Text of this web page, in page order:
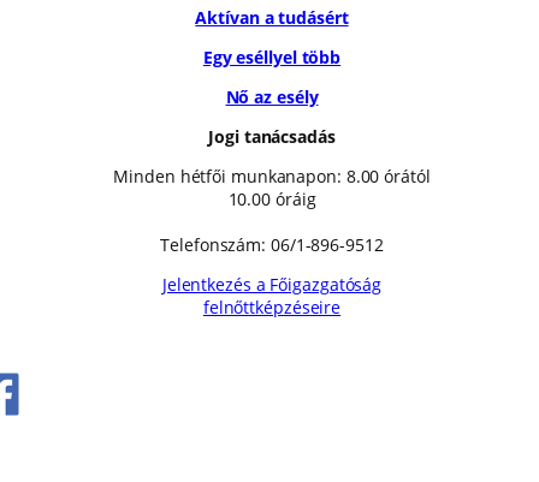
Aktívan a tudásért
Egy eséllyel több
Nő az esély
Jogi tanácsadás
Minden hétfői munkanapon: 8.00 órától
10.00 óráig
Telefonszám: 06/1-896-9512
Jelentkezés a Főigazgatóság
felnőttképzéseire